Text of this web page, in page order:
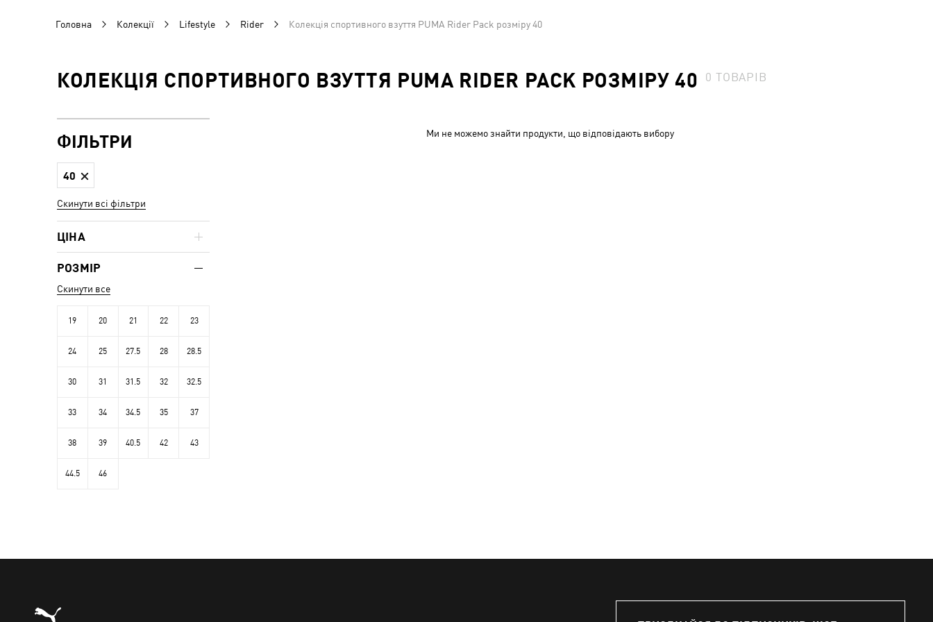
Головна Колекції Lifestyle Rider Колекція спортивного взуття PUMA Rider Pack розміру 40
КОЛЕКЦІЯ СПОРТИВНОГО ВЗУТТЯ PUMA RIDER PACK РОЗМІРУ 40 0 ТОВАРІВ
Ми не можемо знайти продукти, що відповідають вибору
ФІЛЬТРИ
40
Скинути всі фільтри
ЦІНА
РОЗМІР
Скинути все
19 20 21 22 23
24 25 27.5 28 28.5
30 31 31.5 32 32.5
33 34 34.5 35 37
38 39 40.5 42 43
44.5 46